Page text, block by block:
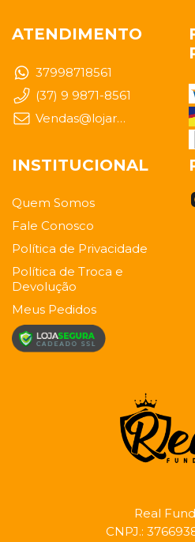
Real
CNPJ.:
ATENDIMENTO
37998718561
(37) 9 9871-8561
Vendas@lojarealfundidos.com.br
INSTITUCIONAL
Quem Somos
Fale Conosco
Política de Privacidade
Política de Troca e
Devolução
Meus Pedidos